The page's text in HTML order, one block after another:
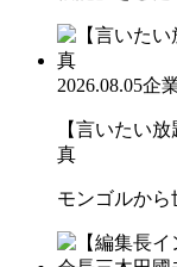
2026.08.05企
【言いたい
真
モンゴルから